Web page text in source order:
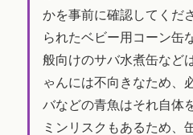
かを事前に確認してくだ
られたベビー用コーン缶
般向けのサバ水煮缶など
ゃんには不向きなため、
バなどの青魚はそれ自体
ミンリスクもあるため、